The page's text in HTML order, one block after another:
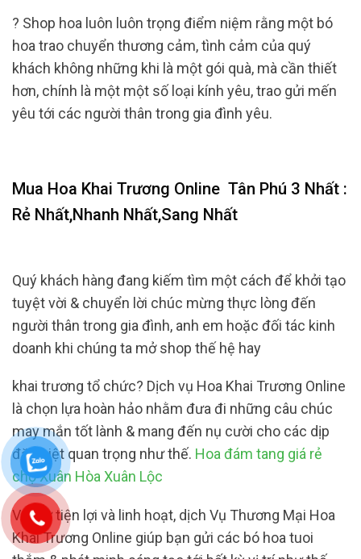
? Shop hoa luôn luôn trọng điểm niệm rằng một bó
hoa trao chuyển thương cảm, tình cảm của quý
khách không những khi là một gói quà, mà cần thiết
hơn, chính là một một số loại kính yêu, trao gửi mến
yêu tới các người thân trong gia đình yêu.
Mua Hoa Khai Trương Online Tân Phú 3 Nhất :
Rẻ Nhất,Nhanh Nhất,Sang Nhất
Quý khách hàng đang kiếm tìm một cách để khởi tạo
tuyệt vời & chuyển lời chúc mừng thực lòng đến
người thân trong gia đình, anh em hoặc đối tác kinh
doanh khi chúng ta mở shop thế hệ hay
khai trương tổ chức? Dịch vụ Hoa Khai Trương Online
là chọn lựa hoàn hảo nhằm đưa đi những câu chúc
may mắn tốt lành & mang đến nụ cười cho các dịp
đặc biệt quan trọng như thế. Hoa đám tang giá rẻ
chợ Xuân Hòa Xuân Lộc
Với sự tiện lợi và linh hoạt, dịch Vụ Thương Mại Hoa
Khai Trương Online giúp bạn gửi các bó hoa tuoi